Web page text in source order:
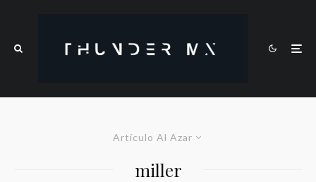
Artículo Al Azar
miller